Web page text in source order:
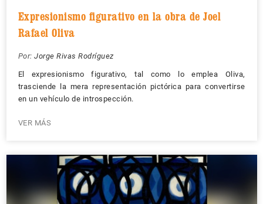
Expresionismo figurativo en la obra de Joel
Rafael Oliva
Por: Jorge Rivas Rodríguez
El expresionismo figurativo, tal como lo emplea Oliva,
trasciende la mera representación pictórica para convertirse
en un vehículo de introspección.
VER MÁS